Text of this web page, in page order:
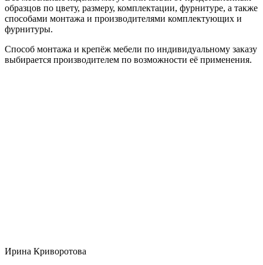
образцов по цвету, размеру, комплектации, фурнитуре, а также
способами монтажа и производителями комплектующих и
фурнитуры.
Способ монтажа и крепёж мебели по индивидуальному заказу
выбирается производителем по возможности её применения.
Ирина Криворотова